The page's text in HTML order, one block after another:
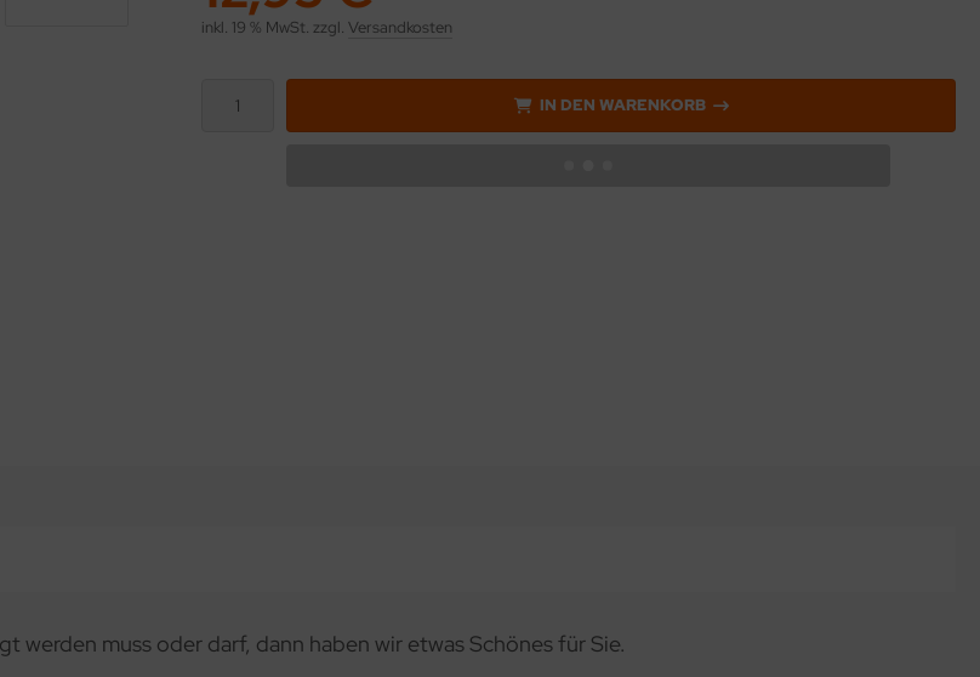
inkl. 19 % MwSt. zzgl. Versandkosten
IN DEN WARENKORB
werden muss oder darf, dann haben wir etwas Schönes für Sie.